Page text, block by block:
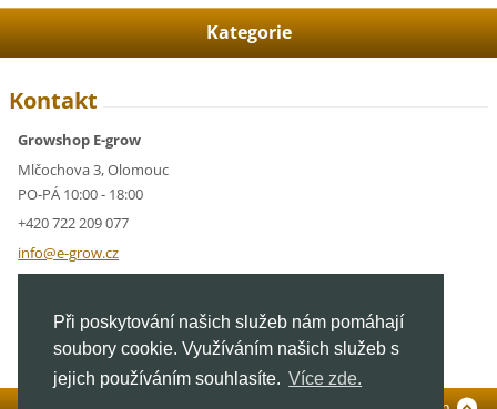
Při poskytování našich služeb nám pomáhají
soubory cookie. Využíváním našich služeb s
jejich používáním souhlasíte. Více zde.
Kategorie
Kontakt
Growshop E-grow
Mlčochova 3, Olomouc
PO-PÁ 10:00 - 18:00
+420 722 209 077
info@e-grow.cz
IČ: 05928591
DIČ: CZ05928591